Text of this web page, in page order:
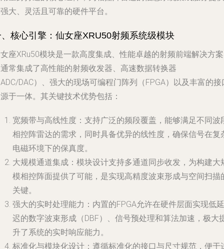
大、灵活且可靠的硬件平台。
核心引擎：仙女座XRU50射频系统级模块
座XRu50模块是一款高度集成、性能卓越的射频前端解决方
常集成了高性能的射频收发器、高速数据转换器
DAC）、强大的现场可编程门阵列（FPGA）以及丰富的接
于一体。其关键技术优势包括：
宽频带与高线性度 ：支持广泛的频段覆盖，能够满足不同波
相控阵雷达的需求，同时具备优异的线性度，确保信号在复
电磁环境下的保真度。
大规模通道集成 ：模块设计支持多通道同步收发，为构建大
模相控阵面提供了可能，是实现高精度波束形成与空间扫描
关键。
强大的实时处理能力 ：内置的FPGA允许在硬件层面实现低延
迟的数字波束形成（DBF）、信号预处理和算法加速，极大
升了系统的实时响应能力。
标准化与模块化设计 ：遵循标准化的接口与尺寸规范，便于